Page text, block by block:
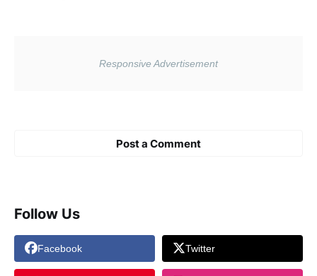
Post a Comment
Follow Us
Facebook Twitter